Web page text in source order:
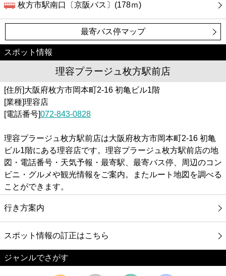
枚方市駅南口〔京阪バス〕(178ｍ)
最寄バス停マップ
スポット情報
理容プラージュ枚方駅前店
[住所]大阪府枚方市岡本町2-16 初亀ビル1階
[業種]理容店
[電話番号]072-843-0828
理容プラージュ枚方駅前店は大阪府枚方市岡本町2-16 初亀
ビル1階にある理容店です。理容プラージュ枚方駅前店の地
図・電話番号・天気予報・最寄駅、最寄バス停、周辺のコン
ビニ・グルメや観光情報をご案内。またルート地図を調べる
ことができます。
行き方案内
スポット情報の訂正はこちら
ジャンルでさがす